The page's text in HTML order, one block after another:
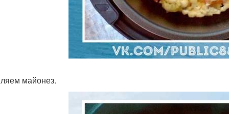
майонез.